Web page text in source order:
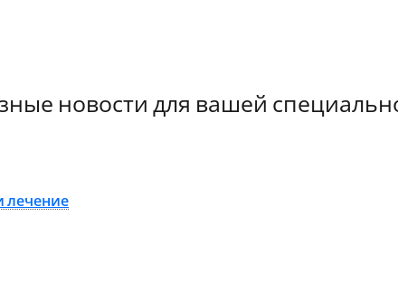
новости для вашей
лечение